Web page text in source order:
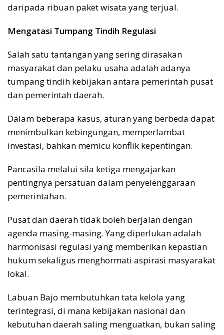
daripada ribuan paket wisata yang terjual.
Mengatasi Tumpang Tindih Regulasi
Salah satu tantangan yang sering dirasakan
masyarakat dan pelaku usaha adalah adanya
tumpang tindih kebijakan antara pemerintah pusat
dan pemerintah daerah.
Dalam beberapa kasus, aturan yang berbeda dapat
menimbulkan kebingungan, memperlambat
investasi, bahkan memicu konflik kepentingan.
Pancasila melalui sila ketiga mengajarkan
pentingnya persatuan dalam penyelenggaraan
pemerintahan.
Pusat dan daerah tidak boleh berjalan dengan
agenda masing-masing. Yang diperlukan adalah
harmonisasi regulasi yang memberikan kepastian
hukum sekaligus menghormati aspirasi masyarakat
lokal.
Labuan Bajo membutuhkan tata kelola yang
terintegrasi, di mana kebijakan nasional dan
kebutuhan daerah saling menguatkan, bukan saling